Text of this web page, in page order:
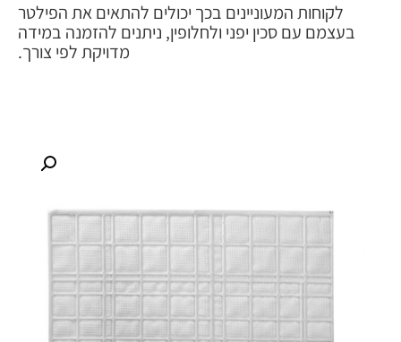
לקוחות המעוניינים בכך יכולים להתאים את הפילטר
בעצמם עם סכין יפני ולחלופין, ניתנים להזמנה במידה
מדויקת לפי צורך.